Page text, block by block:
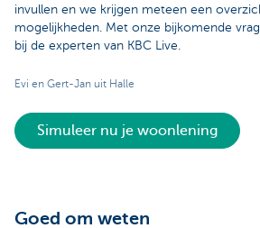
invullen en we krijgen meteen een
mogelijkheden. Met onze bijkomende
bij de experten van KBC Live.
Evi en Gert-Jan uit Halle
Simuleer nu je woonlening
Goed om weten